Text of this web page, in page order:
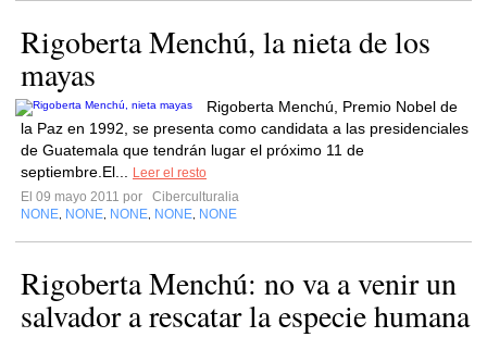
Rigoberta Menchú, la nieta de los
mayas
Rigoberta Menchú, Premio Nobel de
la Paz en 1992, se presenta como candidata a las presidenciales
de Guatemala que tendrán lugar el próximo 11 de
septiembre.El...
Leer el resto
El 09 mayo 2011 por
Ciberculturalia
NONE NONE NONE NONE NONE
Rigoberta Menchú: no va a venir un
salvador a rescatar la especie humana